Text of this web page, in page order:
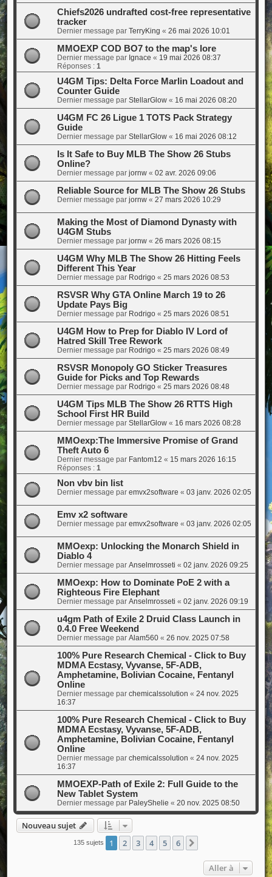
Chiefs2026 undrafted cost-free representative
tracker
Dernier message par TerryKing « 26 mai 2026 10:01
MMOEXP COD BO7 to the map's lore
Dernier message par Ignace « 19 mai 2026 08:37
Réponses : 1
U4GM Tips: Delta Force Marlin Loadout and
Counter Guide
Dernier message par StellarGlow« 16 mai 2026 08:20
U4GM FC 26 Ligue 1 TOTS Pack Strategy
Guide
Dernier message par StellarGlow« 16 mai 2026 08:12
Is It Safe to Buy MLB The Show 26 Stubs
Online?
Dernier message par jornw« 02 avr. 2026 09:06
Reliable Source for MLB The Show 26 Stubs
Dernier message par jornw« 27 mars 2026 10:29
Making the Most of Diamond Dynasty with
U4GM Stubs
Dernier message par jornw« 26 mars 2026 08:15
U4GM Why MLB The Show 26 Hitting Feels
Different This Year
Dernier message par Rodrigo« 25 mars 2026 08:53
RSVSR Why GTA Online March 19 to 26
Update Pays Big
Dernier message par Rodrigo« 25 mars 2026 08:51
U4GM How to Prep for Diablo IV Lord of
Hatred Skill Tree Rework
Dernier message par Rodrigo« 25 mars 2026 08:49
RSVSR Monopoly GO Sticker Treasures
Guide for Picks and Top Rewards
Dernier message par Rodrigo« 25 mars 2026 08:48
U4GM Tips MLB The Show 26 RTTS High
School First HR Build
Dernier message par StellarGlow« 16 mars 2026 08:28
MMOexp:The Immersive Promise of Grand
Theft Auto 6
Dernier message par Fantom12 « 15 mars 2026 16:15
Réponses : 1
Non vbv bin list
Dernier message par emvx2software « 03 janv. 2026 02:05
Emv x2 software
Dernier message par emvx2software « 03 janv. 2026 02:05
MMOexp: Unlocking the Monarch Shield in
Diablo 4
Dernier message par Anselmrosseti « 02 janv. 2026 09:25
MMOexp: How to Dominate PoE 2 with a
Righteous Fire Elephant
Dernier message par Anselmrosseti « 02 janv. 2026 09:19
u4gm Path of Exile 2 Druid Class Launch in
0.4.0 Free Weekend
Dernier message par Alam560« 26 nov. 2025 07:58
100% Pure Research Chemical - Click to Buy
MDMA Ecstasy, Vyvanse, 5F-ADB,
Amphetamine, Bolivian Cocaine, Fentanyl
Online
Dernier message par chemicalssolution « 24 nov. 2025
16:37
100% Pure Research Chemical - Click to Buy
MDMA Ecstasy, Vyvanse, 5F-ADB,
Amphetamine, Bolivian Cocaine, Fentanyl
Online
Dernier message par chemicalssolution « 24 nov. 2025
16:37
MMOEXP-Path of Exile 2: Full Guide to the
New Tablet System
Dernier message par PaleyShelie « 20 nov. 2025 08:50
Nouveau sujet
135 sujets 1 2 3 4 5 6
Aller à